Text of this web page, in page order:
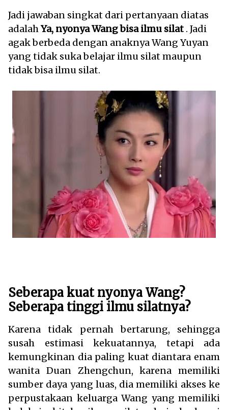
Jadi jawaban singkat dari pertanyaan diatas
adalahYa, nyonya Wang bisa ilmu silat . Jadi
agak berbeda dengan anaknya Wang Yuyan
yang tidak suka belajar ilmu silat maupun
tidak bisa ilmu silat.
Seberapa kuat nyonya Wang?
Seberapa tinggi ilmu silatnya?
Karena tidak pernah bertarung, sehingga
susah estimasi kekuatannya, tetapi ada
kemungkinan dia paling kuat diantara enam
wanita Duan Zhengchun, karena memiliki
sumber daya yang luas, dia memiliki akses ke
perpustakaan keluarga Wang yang memiliki